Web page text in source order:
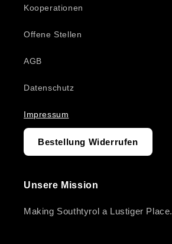
Kooperationen
Offene Stellen
AGB
Datenschutz
Impressum
Bestellung Widerrufen
Unsere Mission
Making Southtyrol a Lustiger Place.